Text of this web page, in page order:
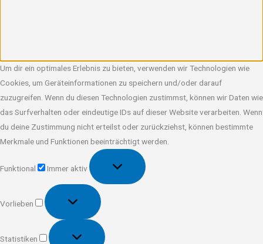
Um dir ein optimales Erlebnis zu bieten, verwenden wir Technologien wie
Cookies, um Geräteinformationen zu speichern und/oder darauf
zuzugreifen. Wenn du diesen Technologien zustimmst, können wir Daten wie
das Surfverhalten oder eindeutige IDs auf dieser Website verarbeiten. Wenn
du deine Zustimmung nicht erteilst oder zurückziehst, können bestimmte
Merkmale und Funktionen beeinträchtigt werden.
Funktional
Immer aktiv
Vorlieben
Vorlieben
Statistiken
Statistiken